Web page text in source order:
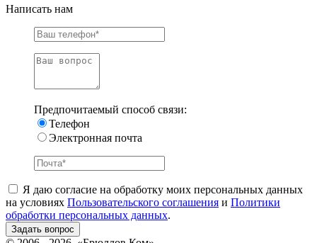
Написать нам
Предпочитаемый способ связи:
Телефон
Электронная почта
Я даю согласие на обработку моих персональных данных
на условиях Пользовательского соглашения и Политики
обработки персональных данных.